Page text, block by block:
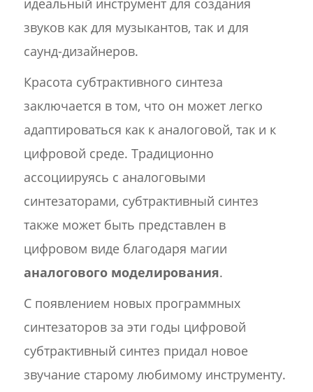
идеальный инструмент для создания
звуков как для музыкантов, так и для
саунд-дизайнеров.
Красота субтрактивного синтеза
заключается в том, что он может легко
адаптироваться как к аналоговой, так и к
цифровой среде. Традиционно
ассоциируясь с аналоговыми
синтезаторами, субтрактивный синтез
также может быть представлен в
цифровом виде благодаря магии
аналогового моделирования.
С появлением новых программных
синтезаторов за эти годы цифровой
субтрактивный синтез придал новое
звучание старому любимому инструменту.